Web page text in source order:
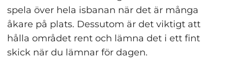
spela över hela isbanan när det är många
åkare på plats. Dessutom är det viktigt att
hålla området rent och lämna det i ett fint
skick när du lämnar för dagen.